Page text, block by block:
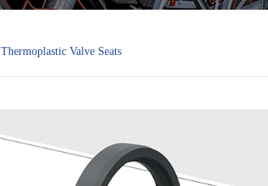
Thermoplastic Valve Seats